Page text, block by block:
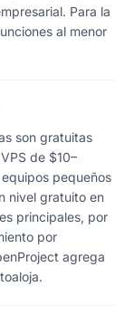
Para la
al menor
son gratuitas
de $10–
pequeños
nivel gratuito en
principales, por
por
agrega